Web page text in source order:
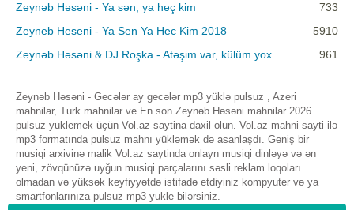
Zeynəb Həsəni - Ya sən, ya heç kim
733
Zeyneb Heseni - Ya Sen Ya Hec Kim 2018
5910
Zeynəb Həsəni & DJ Roşka - Atəşim var, külüm yox
961
Zeynəb Həsəni - Gecələr ay gecələr mp3 yüklə pulsuz , Azeri
mahnilar, Turk mahnilar ve En son Zeynəb Həsəni mahnilar 2026
pulsuz yuklemek üçün Vol.az saytina daxil olun. Vol.az mahni sayti ilə
mp3 formatında pulsuz mahnı yükləmək də asanlaşdı. Geniş bir
musiqi arxivinə malik Vol.az saytinda onlayn musiqi dinləyə və ən
yeni, zövqünüzə uyğun musiqi parçalarını səsli reklam loqoları
olmadan və yüksək keyfiyyətdə istifadə etdiyiniz kompyuter və ya
smartfonlarınıza pulsuz mp3 yukle bilərsiniz.